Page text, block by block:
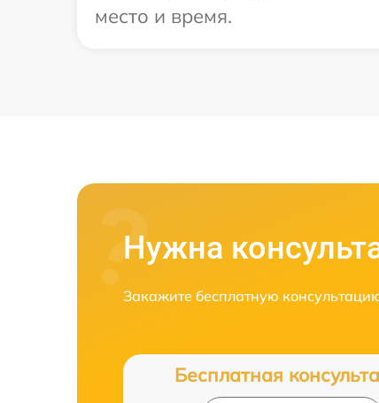
место и время.
Нужна
Закажите бесплатную
Бесплатная